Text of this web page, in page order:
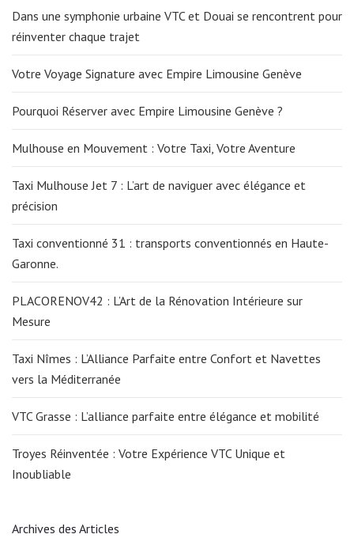
Dans une symphonie urbaine VTC et Douai se rencontrent pour
réinventer chaque trajet
Votre Voyage Signature avec Empire Limousine Genève
Pourquoi Réserver avec Empire Limousine Genève ?
Mulhouse en Mouvement : Votre Taxi, Votre Aventure
Taxi Mulhouse Jet 7 : L’art de naviguer avec élégance et
précision
Taxi conventionné 31 : transports conventionnés en Haute-
Garonne.
PLACORENOV42 : L’Art de la Rénovation Intérieure sur
Mesure
Taxi Nîmes : L’Alliance Parfaite entre Confort et Navettes
vers la Méditerranée
VTC Grasse : L’alliance parfaite entre élégance et mobilité
Troyes Réinventée : Votre Expérience VTC Unique et
Inoubliable
Archives des Articles